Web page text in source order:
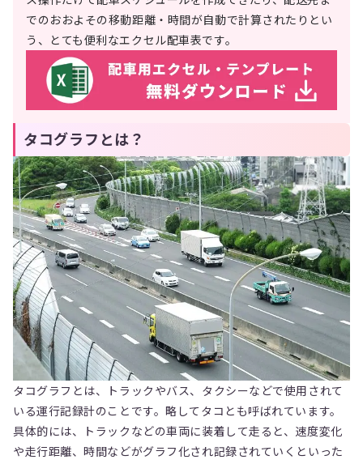
でのおおよその移動距離・時間が自動で計算されたりとい
う、とても便利なエクセル配車表です。
タコグラフとは？
タコグラフとは、トラックやバス、タクシーなどで使用されて
いる運行記録計のことです。略してタコとも呼ばれています。
具体的には、トラックなどの車両に装着して走ると、速度変化
や走行距離、時間などがグラフ化され記録されていくといった